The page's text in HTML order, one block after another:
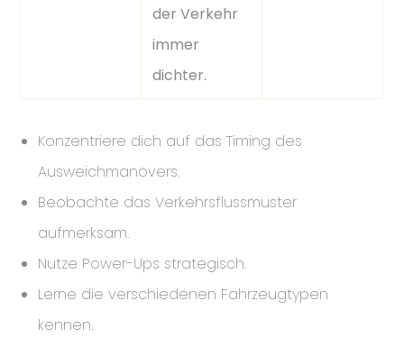
der Verkehr
immer
dichter.
Konzentriere dich auf das Timing des
Ausweichmanövers.
Beobachte das Verkehrsflussmuster
aufmerksam.
Nutze Power-Ups strategisch.
Lerne die verschiedenen Fahrzeugtypen
kennen.